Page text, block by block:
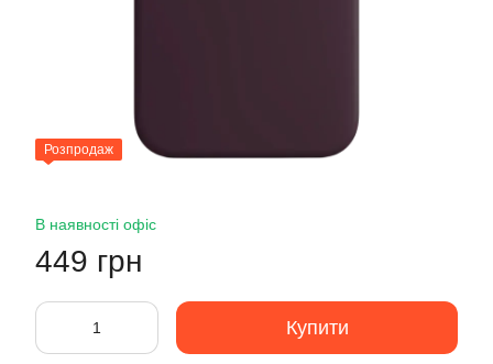
Розпродаж
В наявності офіс
449 грн
Купити